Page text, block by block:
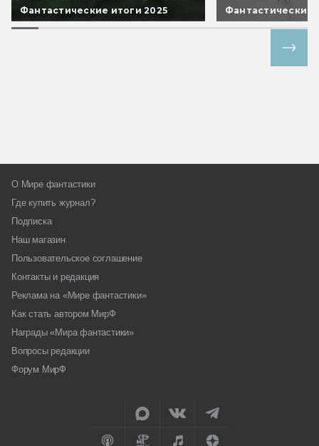
Фантастические итоги 2025 Фантастические
О Мире фантастики
Где купить журнал?
Подписка
Наш магазин
Пользовательское соглашение
Контакты и редакция
Реклама на «Мире фантастики»
Как стать автором МирФ
Награды «Мира фантастики»
Вопросы редакции
Форум МирФ